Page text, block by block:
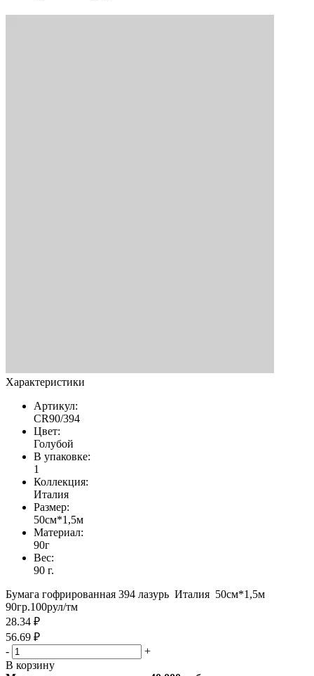
Характеристики
Артикул:
CR90/394
Цвет:
Голубой
В упаковке:
1
Коллекция:
Италия
Размер:
50см*1,5м
Материал:
90г
Вес:
90 г.
Бумага гофрированная 394 лазурь Италия 50см*1,5м
90гр.100рул/тм
28.34 ₽
56.69 ₽
-
+
В корзину